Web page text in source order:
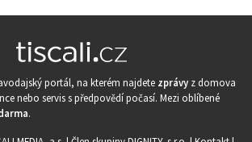
portál, na kterém najdete zprávy z domova
nebo servis s předpovědí počasí. Mezi oblíbené
.